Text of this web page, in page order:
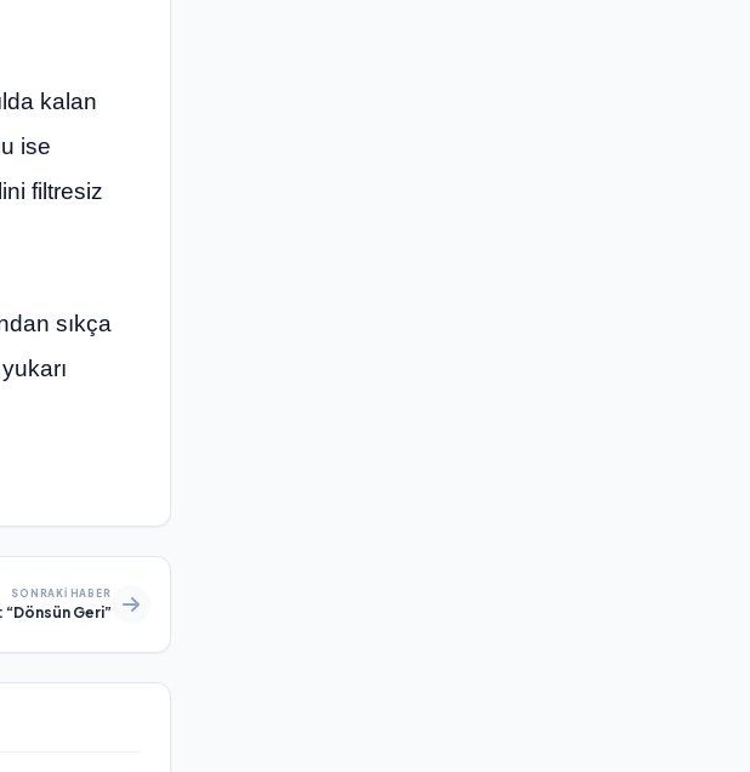
kalan
ise
filtresiz
sıkça
SONRAKI HABER
“Dönsün Geri”